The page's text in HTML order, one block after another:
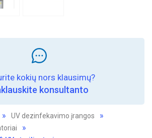
kokių nors klausimų?
konsultanto
UV dezinfekavimo įrangos